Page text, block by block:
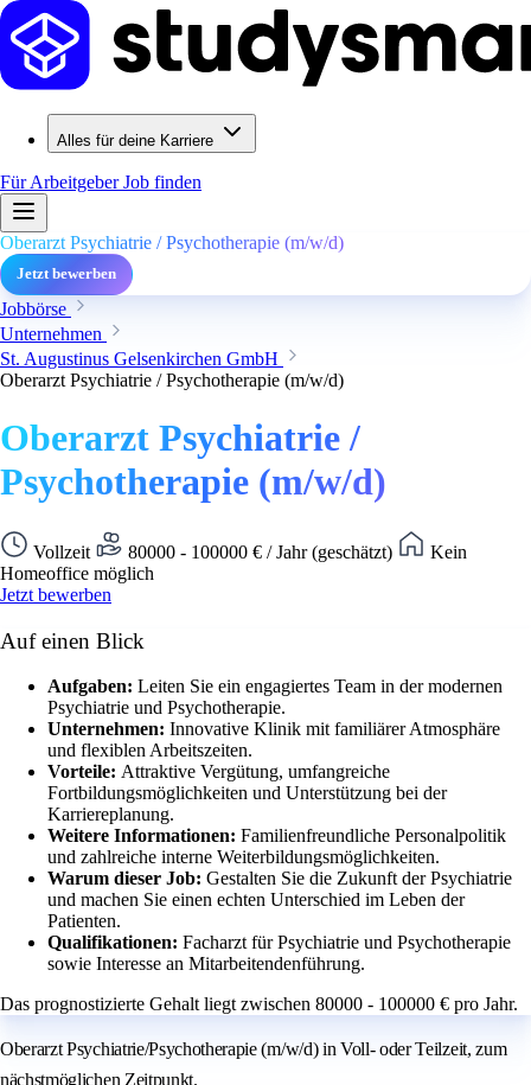
Alles für deine Karriere
Für ArbeitgeberJob finden
Oberarzt Psychiatrie / Psychotherapie (m/w/d)
Jetzt bewerben
Jobbörse
Unternehmen
St. Augustinus Gelsenkirchen GmbH
Oberarzt Psychiatrie / Psychotherapie (m/w/d)
Oberarzt Psychiatrie /
Psychotherapie (m/w/d)
Vollzeit 80000 - 100000 € / Jahr (geschätzt)
Kein
Homeoffice möglich
Jetzt bewerben
Auf einen Blick
Aufgaben: Leiten Sie ein engagiertes Team in der modernen
Psychiatrie und Psychotherapie.
Unternehmen: Innovative Klinik mit familiärer Atmosphäre
und flexiblen Arbeitszeiten.
Vorteile: Attraktive Vergütung, umfangreiche
Fortbildungsmöglichkeiten und Unterstützung bei der
Karriereplanung.
Weitere Informationen: Familienfreundliche Personalpolitik
und zahlreiche interne Weiterbildungsmöglichkeiten.
Warum dieser Job: Gestalten Sie die Zukunft der Psychiatrie
und machen Sie einen echten Unterschied im Leben der
Patienten.
Qualifikationen: Facharzt für Psychiatrie und Psychotherapie
sowie Interesse an Mitarbeitendenführung.
Das prognostizierte Gehalt liegt zwischen 80000 - 100000 € pro Jahr.
Oberarzt Psychiatrie/Psychotherapie (m/w/d) in Voll- oder Teilzeit, zum
nächstmöglichen Zeitpunkt.